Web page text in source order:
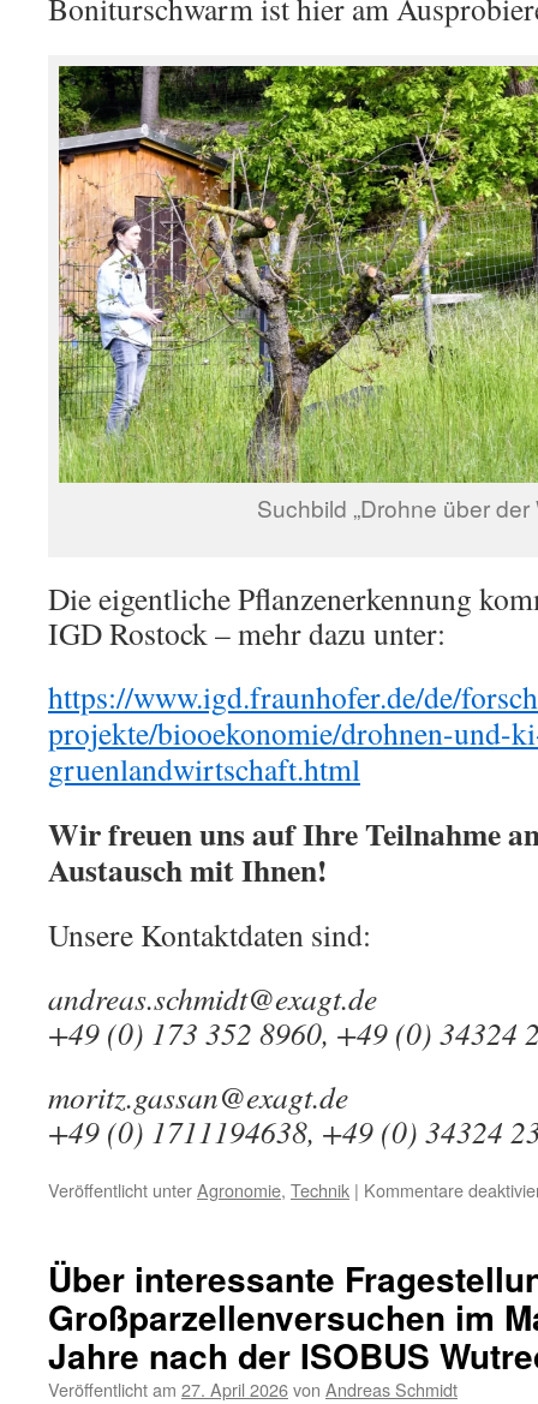
Boniturschwarm ist hier am
Suchbild „Drohne über der
Die eigentliche Pflanzenerkennung
IGD Rostock – mehr dazu unter:
https://www.igd.fraunhofer.de/de/
projekte/biooekonomie/drohnen-und-
gruenlandwirtschaft.html
Wir freuen uns auf Ihre Teilnahme
Austausch mit Ihnen!
Unsere Kontaktdaten sind:
andreas.schmidt@exagt.de
+49 (0) 173 352 8960, +49 (0) 34324
moritz.gassan@exagt.de
+49 (0) 1711194638, +49 (0) 34324
Veröffentlicht unterAgronomie, Technik | Kommentare
Über interessante
Großparzellenversuchen im
Jahre nach der ISOBUS
Veröffentlicht am 27. April 2026von Andreas Schmidt